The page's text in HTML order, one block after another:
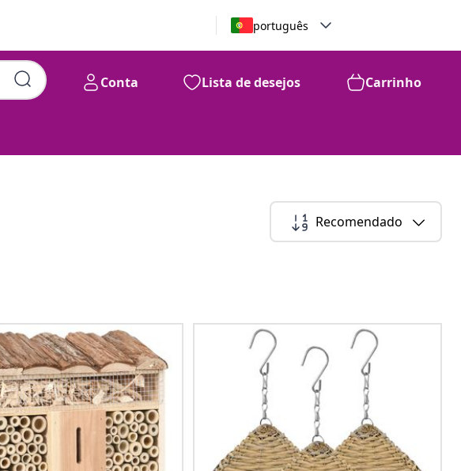
português
Conta Lista de desejos Carrinho
Recomendado